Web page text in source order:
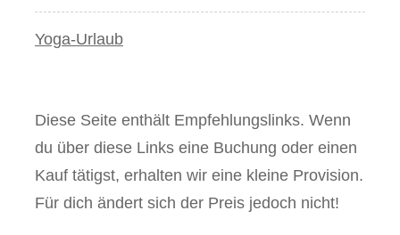
Yoga-Urlaub
Diese Seite enthält Empfehlungslinks. Wenn
du über diese Links eine Buchung oder einen
Kauf tätigst, erhalten wir eine kleine Provision.
Für dich ändert sich der Preis jedoch nicht!